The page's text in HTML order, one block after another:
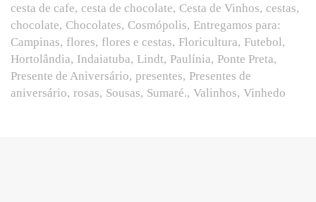
cesta de cafe cesta de chocolate Cesta de Vinhos cestas
chocolate Chocolates Cosmópolis Entregamos para:
Campinas flores flores e cestas Floricultura Futebol
Hortolândia Indaiatuba Lindt Paulínia Ponte Preta
Presente de Aniversário presentes Presentes de
aniversário rosas Sousas Sumaré. Valinhos Vinhedo